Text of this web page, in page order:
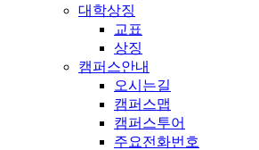
대학상징
교표
상징
캠퍼스안내
오시는길
캠퍼스맵
캠퍼스투어
주요전화번호